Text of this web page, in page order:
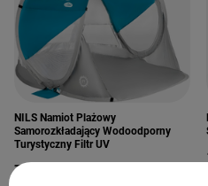
NILS Namiot Plażowy
Samorozkładający Wodoodporny
Turystyczny Filtr UV
75,84 zł